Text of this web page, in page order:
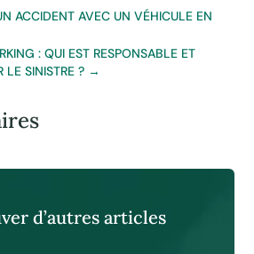
ACCIDENT AVEC UN VÉHICULE EN
: QUI EST RESPONSABLE ET
LE SINISTRE ? →
d’autres articles